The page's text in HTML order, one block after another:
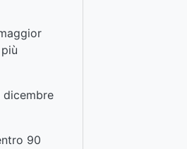
dicembre
90